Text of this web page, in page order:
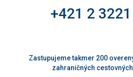
+421 2
Zastupujeme takmer 200
zahraničných